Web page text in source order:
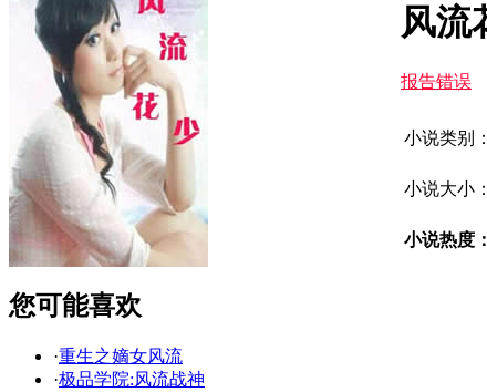
风流
报告错误
小说类别：
小说大小
小说热度
您可能喜欢
·重生之嫡女风流
·极品学院:风流战神